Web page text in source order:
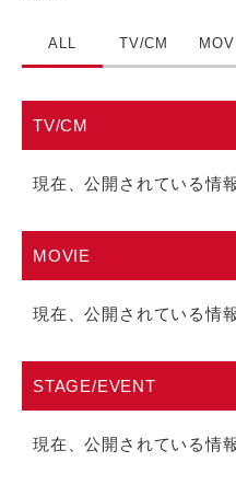
ALL TV/CM
TV/CM
現在、公開されている情
MOVIE
現在、公開されている情
STAGE/EVENT
現在、公開されている情